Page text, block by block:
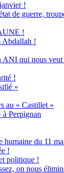
!
de guerre,
!
Abdallah !
ANI qui nous
!
»
au « Castillet »
Perpignan
humaine du 11
!
politique !
on nous